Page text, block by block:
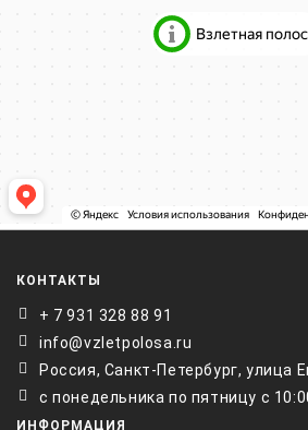
КОНТАКТЫ
+ 7 931 328 88 91
info@vzletpolosa.ru
Россия, Санкт-Петербург, улица
с понедельника по пятницу с
ИНФОРМАЦИЯ